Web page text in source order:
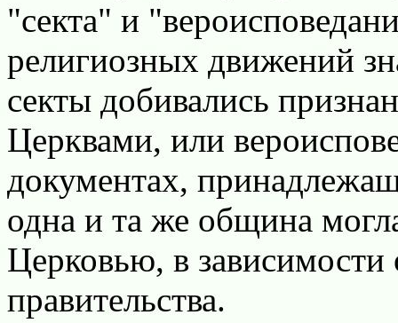
"секта" и
религиозных движений
секты добивались
Церквами, или
документах,
одна и та же община
Церковью, в
правительства.